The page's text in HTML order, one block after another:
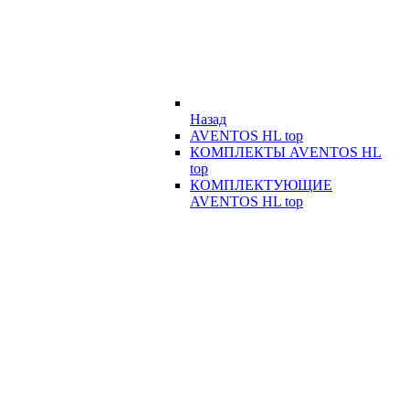
Назад
AVENTOS HL top
КОМПЛЕКТЫ AVENTOS HL
top
КОМПЛЕКТУЮЩИЕ
AVENTOS HL top